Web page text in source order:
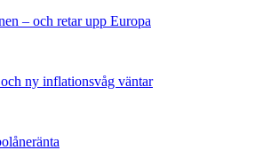
– och retar upp Europa
ny inflationsvåg väntar